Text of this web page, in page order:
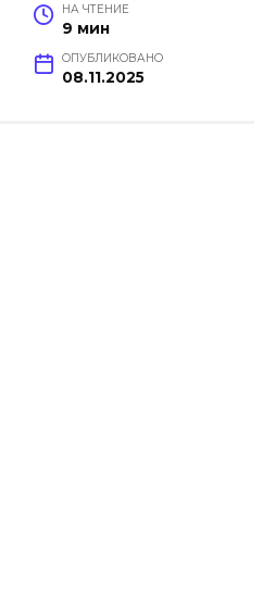
НА ЧТЕНИЕ
9 мин
ОПУБЛИКОВАНО
08.11.2025